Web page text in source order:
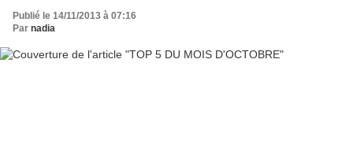
Publié le 14/11/2013 à 07:16
Par nadia